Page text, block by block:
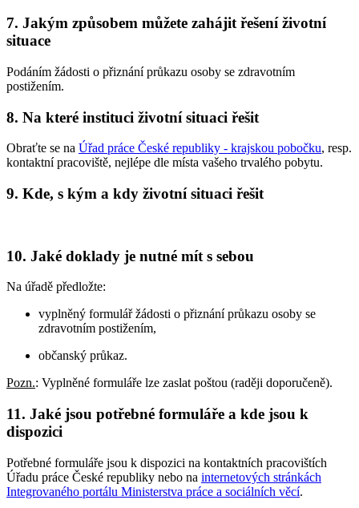
7. Jakým způsobem můžete zahájit řešení životní
situace
Podáním žádosti o přiznání průkazu osoby se zdravotním
postižením.
8. Na které instituci životní situaci řešit
Obraťte se na Úřad práce České republiky - krajskou pobočku, resp.
kontaktní pracoviště, nejlépe dle místa vašeho trvalého pobytu.
9. Kde, s kým a kdy životní situaci řešit
10. Jaké doklady je nutné mít s sebou
Na úřadě předložte:
vyplněný formulář žádosti o přiznání průkazu osoby se
zdravotním postižením,
občanský průkaz.
Pozn.: Vyplněné formuláře lze zaslat poštou (raději doporučeně).
11. Jaké jsou potřebné formuláře a kde jsou k
dispozici
Potřebné formuláře jsou k dispozici na kontaktních pracovištích
Úřadu práce České republiky nebo na internetových stránkách
Integrovaného portálu Ministerstva práce a sociálních věcí.